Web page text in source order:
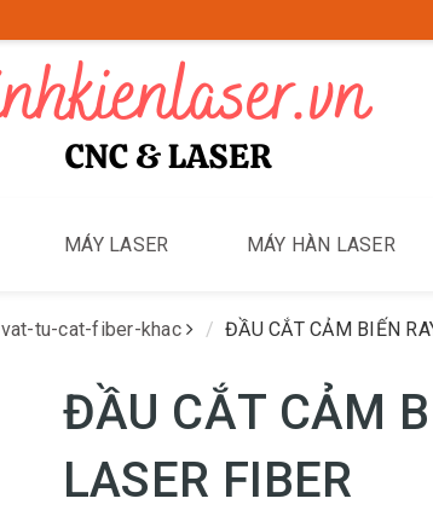
MÁY LASER MÁY HÀN LASER
vat-tu-cat-fiber-khac ĐẦU CẮT CẢM BIẾN
ĐẦU CẮT CẢM
LASER FIBER